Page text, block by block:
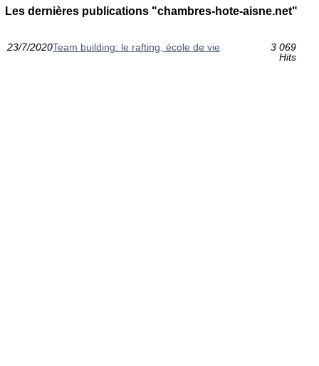
Les dernières publications "chambres-hote-aisne.net"
23/7/2020Team building: le rafting, école de vie
3 069
Hits